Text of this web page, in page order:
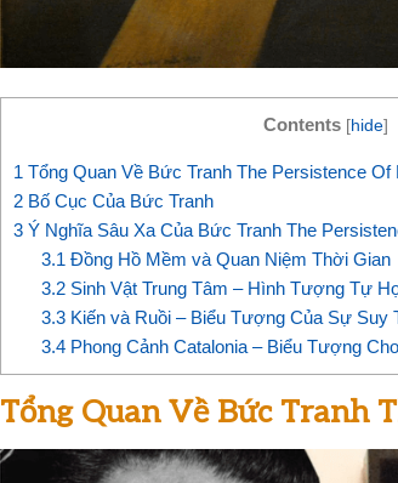
Contents [hide]
1 Tổng Quan Về Bức Tranh The Persistence Of
2 Bố Cục Của Bức Tranh
3 Ý Nghĩa Sâu Xa Của Bức Tranh The
3.1 Đồng Hồ Mềm và Quan Niệm Thời Gian
3.2Sinh Vật Trung Tâm – Hình Tượng Tự
3.3Kiến và Ruồi – Biểu Tượng Của Sự Suy
3.4Phong Cảnh Catalonia – Biểu Tượng
Tổng Quan Về Bức Tranh